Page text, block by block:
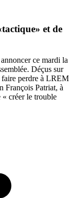
et de
ce mardi la
Déçus sur
faire perdre à LREM
François Patriat, à
créer le trouble